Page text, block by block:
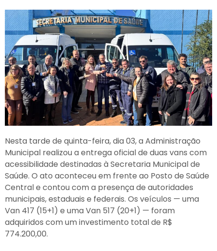
Nesta tarde de quinta-feira, dia 03, a Administração
Municipal realizou a entrega oficial de duas vans com
acessibilidade destinadas à Secretaria Municipal de
Saúde. O ato aconteceu em frente ao Posto de Saúde
Central e contou com a presença de autoridades
municipais, estaduais e federais. Os veículos — uma
Van 417 (15+1) e uma Van 517 (20+1) — foram
adquiridos com um investimento total de R$
774.200,00.